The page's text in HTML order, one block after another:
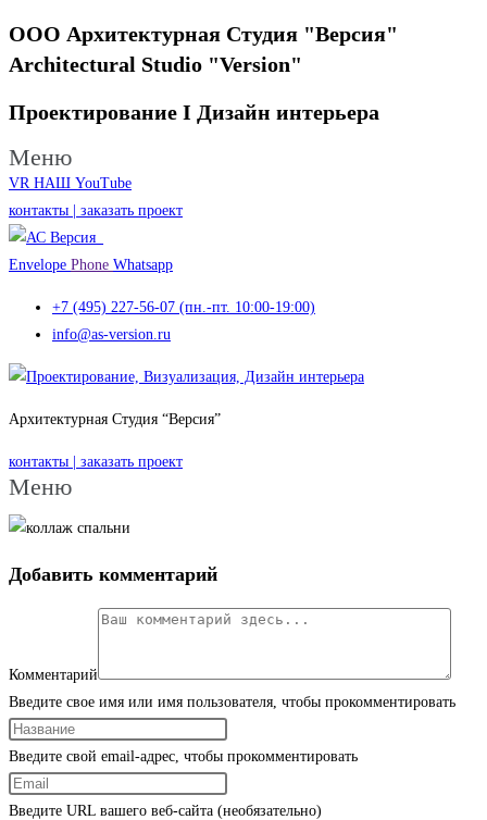
ООО Архитектурная Студия "Версия"
Architectural Studio "Version"
Проектирование I Дизайн интерьера
Меню
VR НАШ YouTube
контакты | заказать проект
Envelope Phone Whatsapp
+7 (495) 227-56-07 (пн.-пт. 10:00-19:00)
info@as-version.ru
Архитектурная Студия “Версия”
контакты | заказать проект
Меню
Добавить комментарий
Комментарий
Введите свое имя или имя пользователя, чтобы прокомментировать
Введите свой email-адрес, чтобы прокомментировать
Введите URL вашего веб-сайта (необязательно)